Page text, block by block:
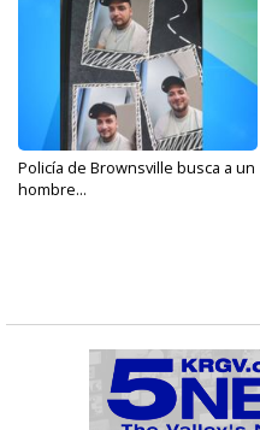
Policía de Brownsville busca a un
hombre...